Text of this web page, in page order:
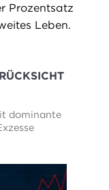
Prozentsatz
Leben.
dominante